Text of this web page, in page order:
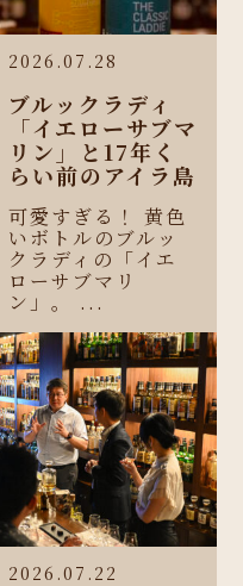
2026.07.28
ブルックラディ
「イエローサブマ
リン」と17年く
らい前のアイラ島
可愛すぎる！ 黄色
いボトルのブルッ
クラディの「イエ
ローサブマリ
ン」。 ...
2026.07.22